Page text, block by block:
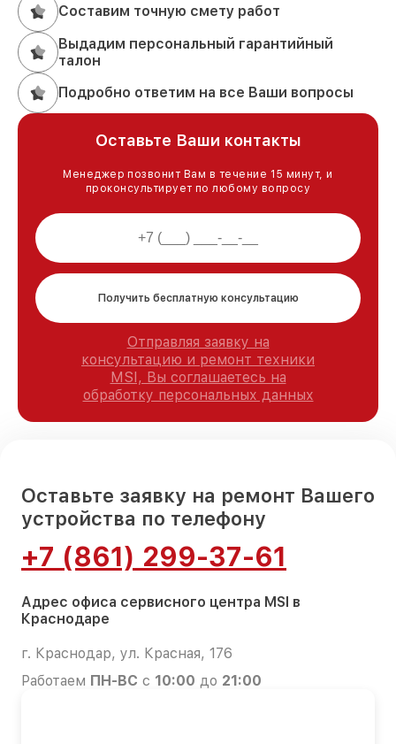
Составим точную смету работ
Выдадим персональный гарантийный
талон
Подробно ответим на все Ваши вопросы
Оставьте Ваши контакты
Менеджер позвонит Вам в течение 15 минут, и
проконсультирует по любому вопросу
Получить бесплатную консультацию
Отправляя заявку на
консультацию и ремонт техники
MSI, Вы соглашаетесь на
обработку персональных данных
Оставьте заявку на ремонт Вашего
устройства по телефону
+7 (861) 299-37-61
Адрес офиса сервисного центра MSI в
Краснодаре
г. Краснодар, ул. Красная, 176
Работаем ПН-ВС с 10:00 до 21:00